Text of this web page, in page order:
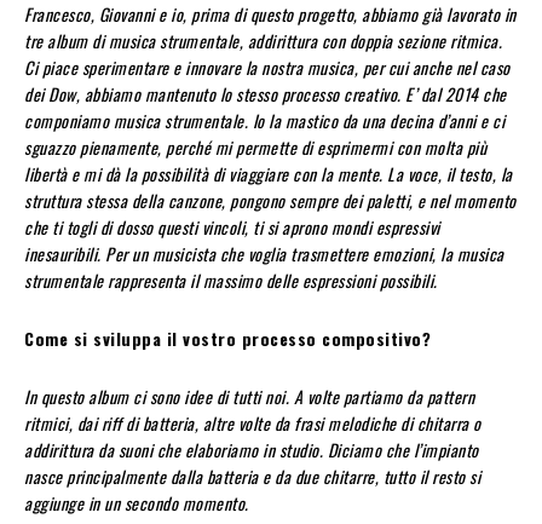
Francesco, Giovanni e io, prima di questo progetto, abbiamo già lavorato in
tre album di musica strumentale, addirittura con doppia sezione ritmica.
Ci piace sperimentare e innovare la nostra musica, per cui anche nel caso
dei Dow, abbiamo mantenuto lo stesso processo creativo. E’ dal 2014 che
componiamo musica strumentale. Io la mastico da una decina d’anni e ci
sguazzo pienamente, perché mi permette di esprimermi con molta più
libertà e mi dà la possibilità di viaggiare con la mente. La voce, il testo, la
struttura stessa della canzone, pongono sempre dei paletti, e nel momento
che ti togli di dosso questi vincoli, ti si aprono mondi espressivi
inesauribili. Per un musicista che voglia trasmettere emozioni, la musica
strumentale rappresenta il massimo delle espressioni possibili.
Come si sviluppa il vostro processo compositivo?
In questo album ci sono idee di tutti noi. A volte partiamo da pattern
ritmici, dai riff di batteria, altre volte da frasi melodiche di chitarra o
addirittura da suoni che elaboriamo in studio. Diciamo che l’impianto
nasce principalmente dalla batteria e da due chitarre, tutto il resto si
aggiunge in un secondo momento.